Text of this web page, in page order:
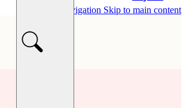
Skip to navigation Skip to main content
عبایات